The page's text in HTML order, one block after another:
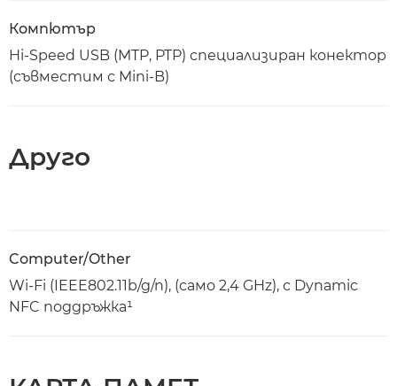
Компютър
Hi-Speed USB (MTP, PTP) специализиран конектор
(съвместим с Mini-B)
Друго
Computer/Other
Wi-Fi (IEEE802.11b/g/n), (само 2,4 GHz), с Dynamic
NFC поддръжка¹